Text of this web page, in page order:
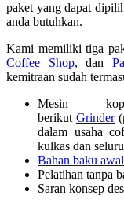
paket yang dapat
anda butuhkan.
Kami memiliki tiga
Coffee Shop, dan
kemitraan sudah
Mesin
berikut Grinder
dalam usaha
kulkas dan
Bahan baku awal
Pelatihan tanpa
Saran konsep